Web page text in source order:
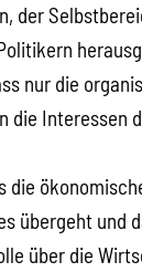
der
nur die
die Interessen
die
übergeht und
über die